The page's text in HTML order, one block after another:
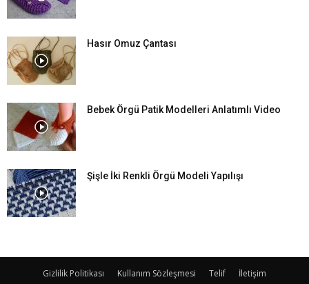
Hasır Omuz Çantası
Bebek Örgü Patik Modelleri Anlatımlı Video
Şişle İki Renkli Örgü Modeli Yapılışı
Gizlilik Politikası Kullanım Sözleşmesi Telif İletişim